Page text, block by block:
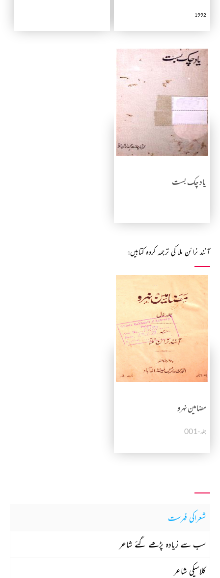
1992
یاد چک بست
آنند نرائن ملا کی ترجمہ کردہ کتابیں1
مضامین نہرو
جلد-001
شعراکی فہرست
سب سے زیادہ پڑھے گئے شاعر
کلاسیکی شاعر